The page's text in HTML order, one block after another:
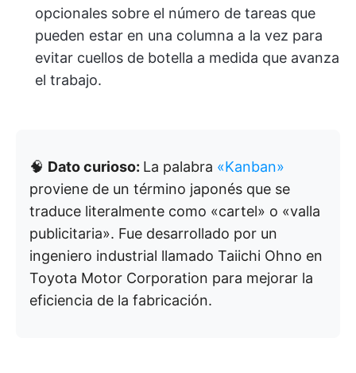
opcionales sobre el número de tareas que
pueden estar en una columna a la vez para
evitar cuellos de botella a medida que avanza
el trabajo.
🧠 Dato curioso: La palabra «Kanban»
proviene de un término japonés que se
traduce literalmente como «cartel» o «valla
publicitaria». Fue desarrollado por un
ingeniero industrial llamado Taiichi Ohno en
Toyota Motor Corporation para mejorar la
eficiencia de la fabricación.